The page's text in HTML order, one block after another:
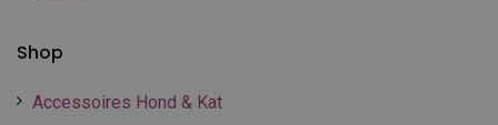
Shop
Accessoires Hond & Kat